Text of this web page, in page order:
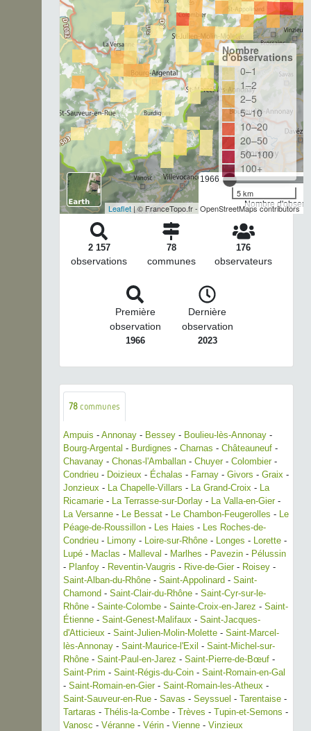
1966
Nombre
Nombre
d'observations
0–1
1–2
2–5
5–10
10–20
20–50
50–100
100+
5 km
Leaflet | © FranceTopo.fr - OpenStreetMaps contributors
2 157
observations
78
communes
176
observateurs
Première
observation
1966
Dernière
observation
2023
78 communes
Ampuis - Annonay - Bessey - Boulieu-lès-Annonay -
Bourg-Argental - Burdignes - Charnas - Châteauneuf -
Chavanay - Chonas-l'Amballan - Chuyer- Colombier-
Condrieu - Doizieux - Échalas - Farnay - Givors - Graix -
Jonzieux - La Chapelle-Villars - La Grand-Croix -
La
Ricamarie - La Terrasse-sur-Dorlay - La Valla-en-Gier-
La Versanne - Le Bessat - Le Chambon-Feugerolles -
Le
Péage-de-Roussillon - Les Haies -
Les Roches-de-
Condrieu - Limony - Loire-sur-Rhône - Longes - Lorette -
Lupé - Maclas - Malleval - Marlhes - Pavezin - Pélussin
- Planfoy - Reventin-Vaugris - Rive-de-Gier- Roisey -
Saint-Alban-du-Rhône - Saint-Appolinard - Saint-
Chamond - Saint-Clair-du-Rhône - Saint-Cyr-sur-le-
Rhône - Sainte-Colombe - Sainte-Croix-en-Jarez - Saint-
Étienne - Saint-Genest-Malifaux - Saint-Jacques-
d'Atticieux - Saint-Julien-Molin-Molette - Saint-Marcel-
lès-Annonay - Saint-Maurice-l'Exil - Saint-Michel-sur-
Rhône - Saint-Paul-en-Jarez - Saint-Pierre-de-Bœuf -
Saint-Prim - Saint-Régis-du-Coin - Saint-Romain-en-Gal
- Saint-Romain-en-Gier- Saint-Romain-les-Atheux -
Saint-Sauveur-en-Rue - Savas - Seyssuel - Tarentaise -
Tartaras - Thélis-la-Combe - Trèves - Tupin-et-Semons -
Vanosc - Véranne - Vérin - Vienne - Vinzieux